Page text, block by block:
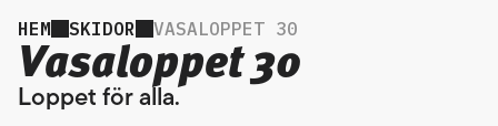
HEM SKIDOR VASALOPPET 30
Vasaloppet 30
Loppet för alla.